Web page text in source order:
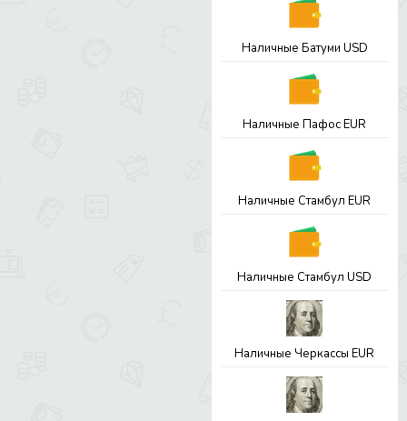
Наличные Батуми USD
Наличные Пафос EUR
Наличные Стамбул EUR
Наличные Стамбул USD
Наличные Черкассы EUR